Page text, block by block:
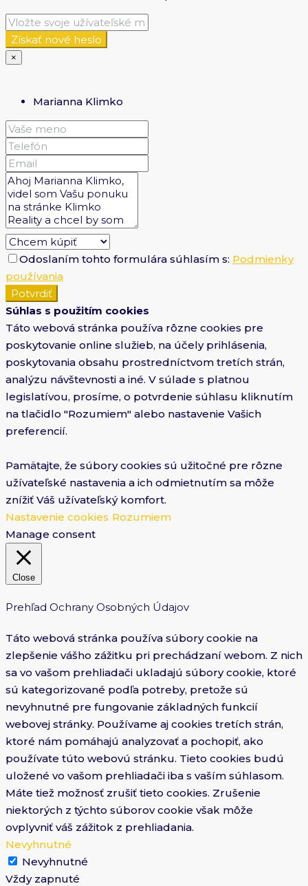
Získať nové heslo
×
Marianna Klimko
Odoslaním tohto formulára súhlasím s: Podmienky
používania
Potvrdiť
Súhlas s použitím cookies
Táto webová stránka používa rôzne cookies pre
poskytovanie online služieb, na účely prihlásenia,
poskytovania obsahu prostredníctvom tretích strán,
analýzu návštevnosti a iné. V súlade s platnou
legislatívou, prosíme, o potvrdenie súhlasu kliknutím
na tlačidlo "Rozumiem" alebo nastavenie Vašich
preferencií.
Pamätajte, že súbory cookies sú užitočné pre rôzne
užívateľské nastavenia a ich odmietnutím sa môže
znížiť Váš užívateľský komfort.
Nastavenie cookies Rozumiem
Manage consent
Close
Prehľad Ochrany Osobných Údajov
Táto webová stránka používa súbory cookie na
zlepšenie vášho zážitku pri prechádzaní webom. Z nich
sa vo vašom prehliadači ukladajú súbory cookie, ktoré
sú kategorizované podľa potreby, pretože sú
nevyhnutné pre fungovanie základných funkcií
webovej stránky. Používame aj cookies tretích strán,
ktoré nám pomáhajú analyzovať a pochopiť, ako
používate túto webovú stránku. Tieto cookies budú
uložené vo vašom prehliadači iba s vaším súhlasom.
Máte tiež možnosť zrušiť tieto cookies. Zrušenie
niektorých z týchto súborov cookie však môže
ovplyvniť váš zážitok z prehliadania.
Nevyhnutné
Nevyhnutné
Vždy zapnuté